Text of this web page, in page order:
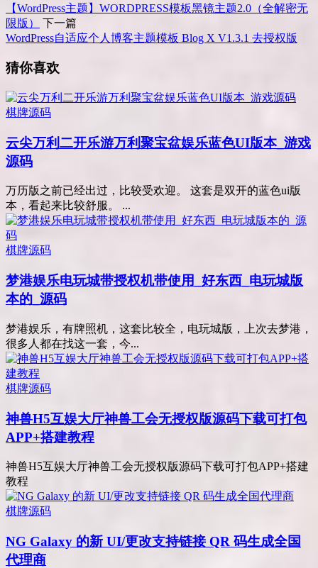
【WordPress主题】WORDPRESS模板黑镜主题2.0（全解密无
限版）
下一篇
WordPress自适应个人博客主题模板 Blog X V1.3.1 去授权版
猜你喜欢
棋牌源码
云尖万利二开乐游万利聚宝盆娱乐蓝色UI版本_游戏
源码
万历版之前已经出过，比较受欢迎。 这套是双开的蓝色ui版
本，看起来比较舒服。 ...
棋牌源码
梦港娱乐电玩城带授权机带使用_好东西_电玩城版
本的_源码
梦港娱乐，有牌照机，这套比较全，电玩城版，上次去梦港，
很多人都在找这一套，今...
棋牌源码
神兽H5互娱大厅神兽工会无授权版源码下载可打包
APP+搭建教程
神兽H5互娱大厅神兽工会无授权版源码下载可打包APP+搭建
教程
棋牌源码
NG Galaxy 的新 UI/更改支持链接 QR 码生成全国
代理商